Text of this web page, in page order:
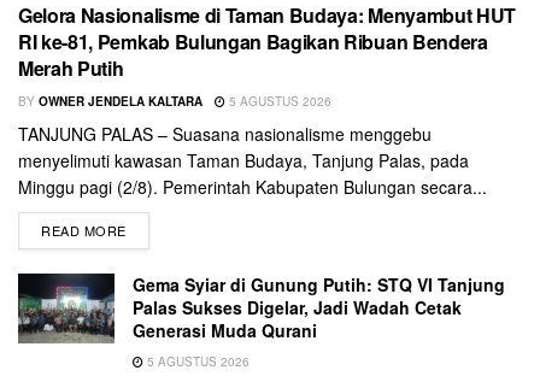
Gelora Nasionalisme di Taman Budaya: Menyambut HUT
RI ke-81, Pemkab Bulungan Bagikan Ribuan Bendera
Merah Putih
BY OWNER JENDELA KALTARA 5 AGUSTUS 2026
TANJUNG PALAS – Suasana nasionalisme menggebu
menyelimuti kawasan Taman Budaya, Tanjung Palas, pada
Minggu pagi (2/8). Pemerintah Kabupaten Bulungan secara...
READ MORE
Gema Syiar di Gunung Putih: STQ VI Tanjung
Palas Sukses Digelar, Jadi Wadah Cetak
Generasi Muda Qurani
5 AGUSTUS 2026